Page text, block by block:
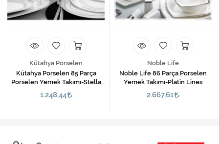
Kütahya Porselen
Kütahya Porselen 85 Parça
Porselen Yemek Takımı-Stella
12120
1.248,44
Noble Life
Noble Life 86 Parça Porselen
Yemek Takımı-Platin Lines
2.667,61